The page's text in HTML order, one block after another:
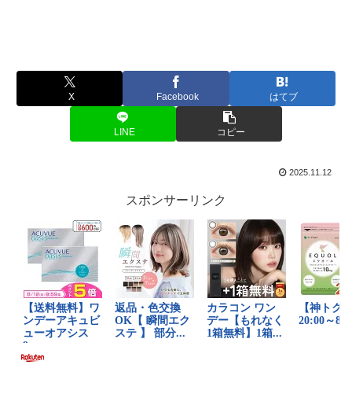
X Facebook はてブ
LINE コピー
2025.11.12
スポンサーリンク